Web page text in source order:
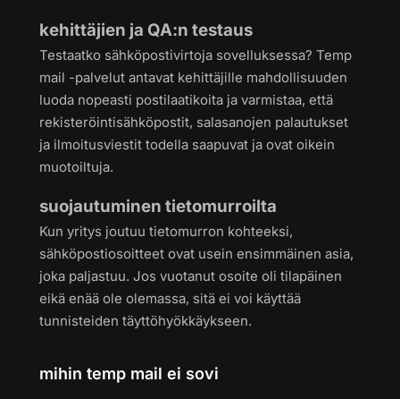
kehittäjien ja QA:n testaus
Testaatko sähköpostivirtoja sovelluksessa? Temp
mail -palvelut antavat kehittäjille mahdollisuuden
luoda nopeasti postilaatikoita ja varmistaa, että
rekisteröintisähköpostit, salasanojen palautukset
ja ilmoitusviestit todella saapuvat ja ovat oikein
muotoiltuja.
suojautuminen tietomurroilta
Kun yritys joutuu tietomurron kohteeksi,
sähköpostiosoitteet ovat usein ensimmäinen asia,
joka paljastuu. Jos vuotanut osoite oli tilapäinen
eikä enää ole olemassa, sitä ei voi käyttää
tunnisteiden täyttöhyökkäykseen.
mihin temp mail ei sovi